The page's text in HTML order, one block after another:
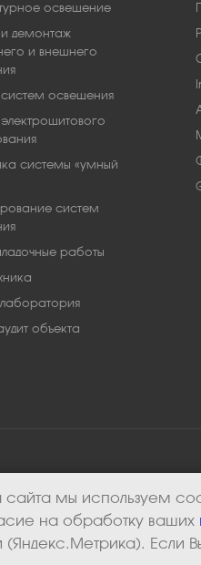
освещение
демонтаж
и внешнего
освещения
системы «умный
систем
работы
объекта
сайта мы используем
на обработку ваших
(Яндекс.Метрика). Если